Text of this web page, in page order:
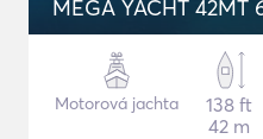
MEGA YACHT 42MT
Motorová jachta
138 ft
42 m